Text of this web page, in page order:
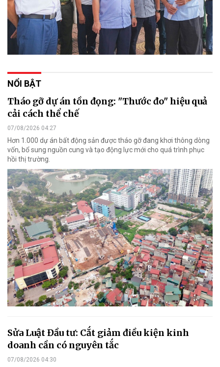
NỔI BẬT
Tháo gỡ dự án tồn đọng: "Thước đo" hiệu quả
cải cách thể chế
07/08/2026 04:27
Hơn 1.000 dự án bất động sản được tháo gỡ đang khơi thông dòng
vốn, bổ sung nguồn cung và tạo động lực mới cho quá trình phục
hồi thị trường.
Sửa Luật Đầu tư: Cắt giảm điều kiện kinh
doanh cần có nguyên tắc
07/08/2026 04:30